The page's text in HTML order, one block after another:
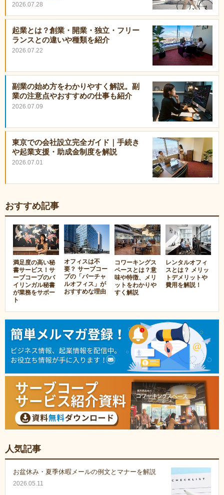
2026.07.28
起業とは？創業・開業・独立・フリー
ランスとの違いや種類を紹介
2026.07.22
副業の始め方をわかりやすく解説。副
業の注意点やおすすめの仕事も紹介
2026.07.09
東京での会社設立完全ガイド｜手続き
や起業支援・助成金制度を解説
2026.07.01
おすすめ記事
満足度の高い秘
書サービス！サ
ーブコープのバ
イリンガル秘書
が業務をサポー
ト
オフィスは不
要？ サーブコー
プの「バーチャ
ルオフィス」が
おすすめな理由
コワーキングス
ペースとは？意
味や特徴、メリ
ットをわかりや
すく解説
レンタルオフィ
スとは？ メリッ
トデメリットや
費用を解説！
人気記事
お盆休み・夏季休暇メールの例文とマナーを解説
2026.05.11